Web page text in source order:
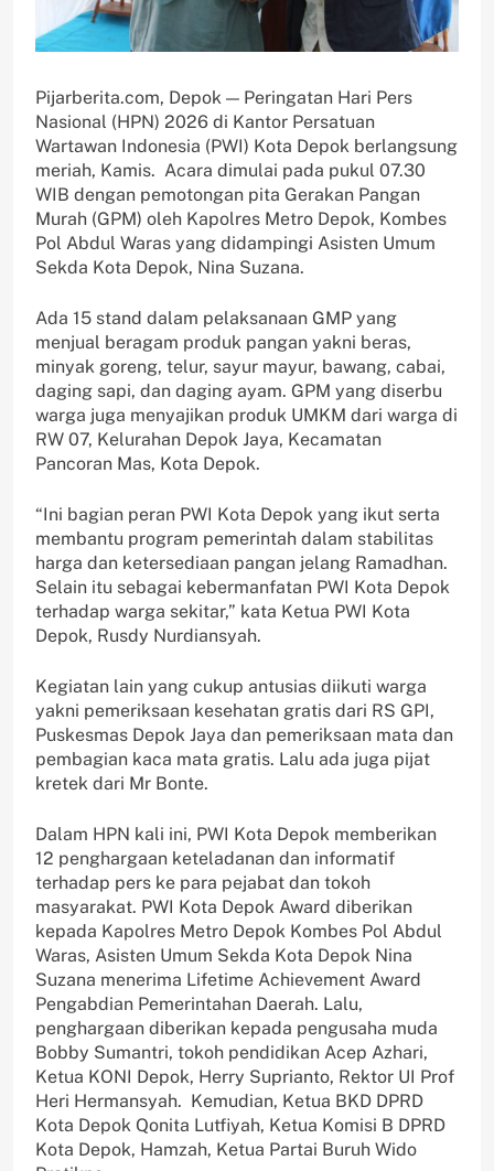
Pijarberita.com, Depok — Peringatan Hari Pers
Nasional (HPN) 2026 di Kantor Persatuan
Wartawan Indonesia (PWI) Kota Depok berlangsung
meriah, Kamis. Acara dimulai pada pukul 07.30
WIB dengan pemotongan pita Gerakan Pangan
Murah (GPM) oleh Kapolres Metro Depok, Kombes
Pol Abdul Waras yang didampingi Asisten Umum
Sekda Kota Depok, Nina Suzana.
Ada 15 stand dalam pelaksanaan GMP yang
menjual beragam produk pangan yakni beras,
minyak goreng, telur, sayur mayur, bawang, cabai,
daging sapi, dan daging ayam. GPM yang diserbu
warga juga menyajikan produk UMKM dari warga di
RW 07, Kelurahan Depok Jaya, Kecamatan
Pancoran Mas, Kota Depok.
“Ini bagian peran PWI Kota Depok yang ikut serta
membantu program pemerintah dalam stabilitas
harga dan ketersediaan pangan jelang Ramadhan.
Selain itu sebagai kebermanfatan PWI Kota Depok
terhadap warga sekitar,” kata Ketua PWI Kota
Depok, Rusdy Nurdiansyah.
Kegiatan lain yang cukup antusias diikuti warga
yakni pemeriksaan kesehatan gratis dari RS GPI,
Puskesmas Depok Jaya dan pemeriksaan mata dan
pembagian kaca mata gratis. Lalu ada juga pijat
kretek dari Mr Bonte.
Dalam HPN kali ini, PWI Kota Depok memberikan
12 penghargaan keteladanan dan informatif
terhadap pers ke para pejabat dan tokoh
masyarakat. PWI Kota Depok Award diberikan
kepada Kapolres Metro Depok Kombes Pol Abdul
Waras, Asisten Umum Sekda Kota Depok Nina
Suzana menerima Lifetime Achievement Award
Pengabdian Pemerintahan Daerah. Lalu,
penghargaan diberikan kepada pengusaha muda
Bobby Sumantri, tokoh pendidikan Acep Azhari,
Ketua KONI Depok, Herry Suprianto, Rektor UI Prof
Heri Hermansyah. Kemudian, Ketua BKD DPRD
Kota Depok Qonita Lutfiyah, Ketua Komisi B DPRD
Kota Depok, Hamzah, Ketua Partai Buruh Wido